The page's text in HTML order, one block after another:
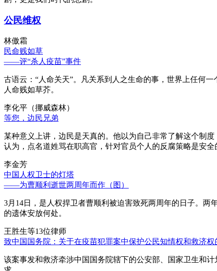
公民维权
林傲霜
民命贱如草
——评“杀人疫苗”事件
古语云：“人命关天”。凡关系到人之生命的事，世界上任何
人命贱如草芥。
李化平（挪威森林）
等您，边民兄弟
某种意义上讲，边民是天真的。他以为自己非常了解这个制
认为，点名道姓骂在职高官，针对官员个人的反腐策略是安全
李金芳
中国人权卫士的灯塔
——为曹顺利逝世两周年而作（图）
3月14日，是人权捍卫者曹顺利被迫害致死两周年的日子。
的遗体安放何处。
王胜生等13位律师
致中国国务院：关于在疫苗犯罪案中保护公民知情权和救济权
该案事发和救济牵涉中国国务院辖下的公安部、国家卫生和